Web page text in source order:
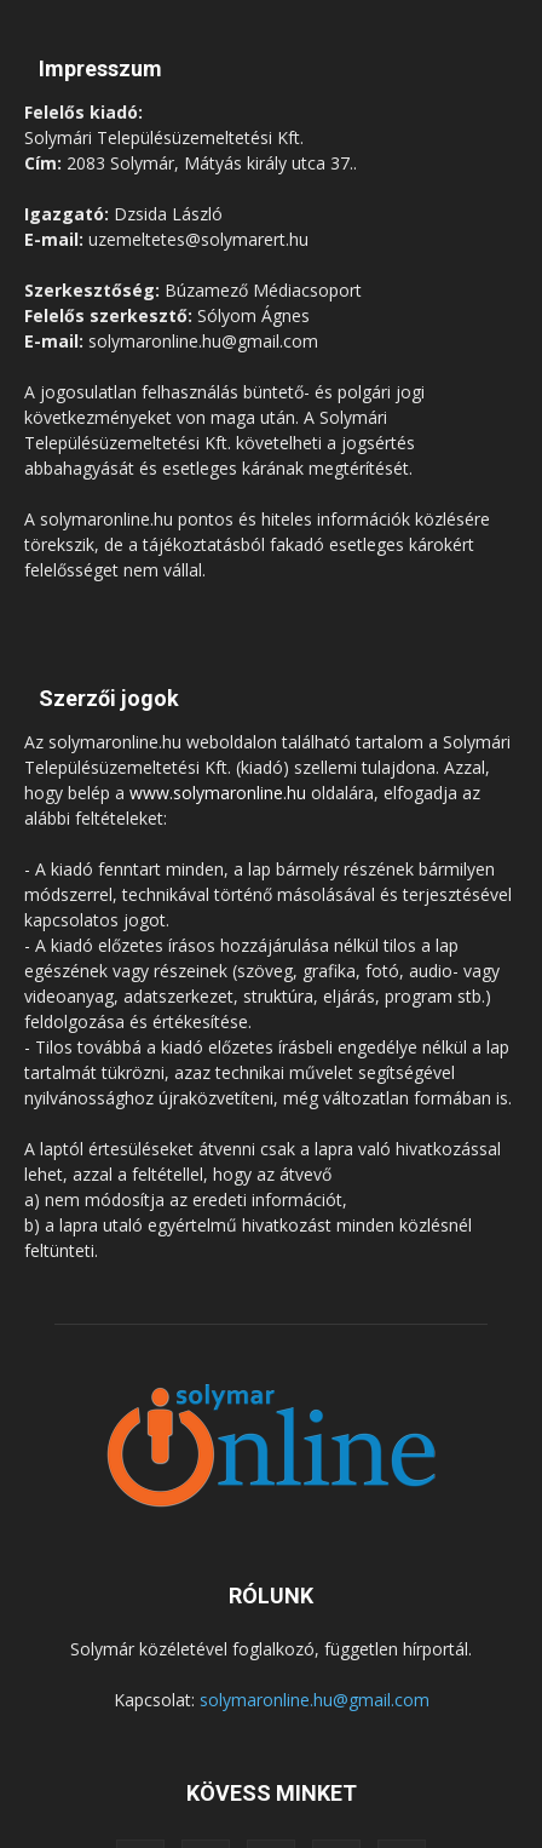
Impresszum
Felelős kiadó:
Solymári Településüzemeltetési Kft.
Cím: 2083 Solymár, Mátyás király utca 37..
Igazgató: Dzsida László
E-mail: uzemeltetes@solymarert.hu
Szerkesztőség: Búzamező Médiacsoport
Felelős szerkesztő: Sólyom Ágnes
E-mail: solymaronline.hu@gmail.com
A jogosulatlan felhasználás büntető- és polgári jogi
következményeket von maga után. A Solymári
Településüzemeltetési Kft. követelheti a jogsértés
abbahagyását és esetleges kárának megtérítését.
A solymaronline.hu pontos és hiteles információk közlésére
törekszik, de a tájékoztatásból fakadó esetleges károkért
felelősséget nem vállal.
Szerzői jogok
Az solymaronline.hu weboldalon található tartalom a Solymári
Településüzemeltetési Kft. (kiadó) szellemi tulajdona. Azzal,
hogy belép a www.solymaronline.hu oldalára, elfogadja az
alábbi feltételeket:
- A kiadó fenntart minden, a lap bármely részének bármilyen
módszerrel, technikával történő másolásával és terjesztésével
kapcsolatos jogot.
- A kiadó előzetes írásos hozzájárulása nélkül tilos a lap
egészének vagy részeinek (szöveg, grafika, fotó, audio- vagy
videoanyag, adatszerkezet, struktúra, eljárás, program stb.)
feldolgozása és értékesítése.
- Tilos továbbá a kiadó előzetes írásbeli engedélye nélkül a lap
tartalmát tükrözni, azaz technikai művelet segítségével
nyilvánossághoz újraközvetíteni, még változatlan formában is.
A laptól értesüléseket átvenni csak a lapra való hivatkozással
lehet, azzal a feltétellel, hogy az átvevő
a) nem módosítja az eredeti információt,
b) a lapra utaló egyértelmű hivatkozást minden közlésnél
feltünteti.
RÓLUNK
Solymár közéletével foglalkozó, független hírportál.
Kapcsolat: solymaronline.hu@gmail.com
KÖVESS MINKET